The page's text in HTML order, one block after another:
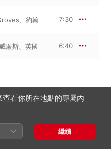
約翰
7:30
廉斯
英國
6:40
看你所在地點的專屬內
繼續